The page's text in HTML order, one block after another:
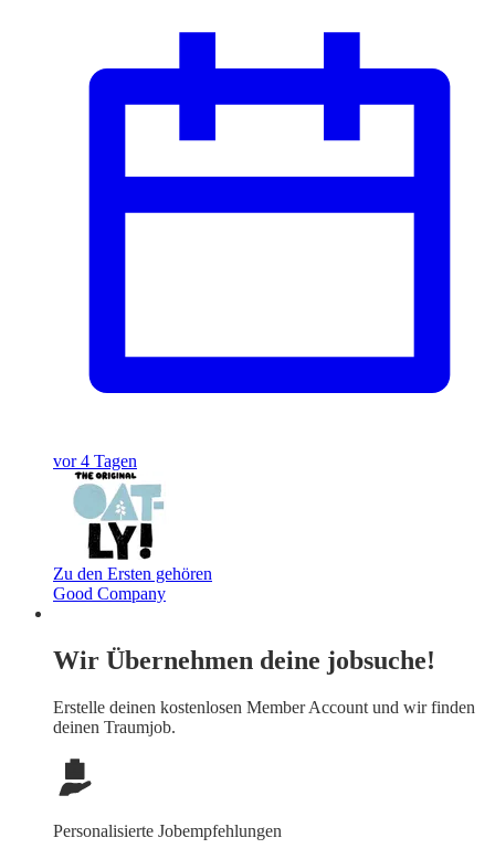
vor 4 Tagen
Zu den Ersten gehören
Good Company
Wir Übernehmen deine jobsuche!
Erstelle deinen kostenlosen Member Account und wir finden
deinen Traumjob.
Personalisierte Jobempfehlungen